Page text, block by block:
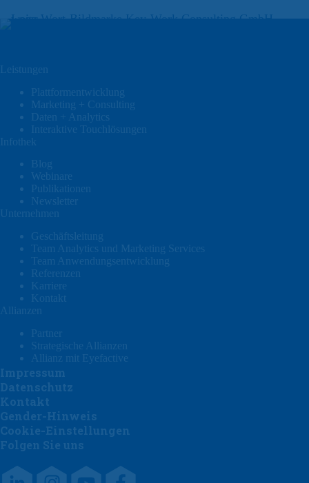
Leistungen
Plattformentwicklung
Marketing + Consulting
Daten + Analytics
Interaktive Touchlösungen
Infothek
Blog
Webinare
Publikationen
Newsletter
Unternehmen
Geschäftsleitung
Team Analytics und Marketing Services
Team Anwendungsentwicklung
Referenzen
Karriere
Kontakt
Allianzen
Partner
Strategische Allianzen
Allianz mit Eyefactive
Impressum
Datenschutz
Kontakt
Gender-Hinweis
Cookie-Einstellungen
Folgen Sie uns